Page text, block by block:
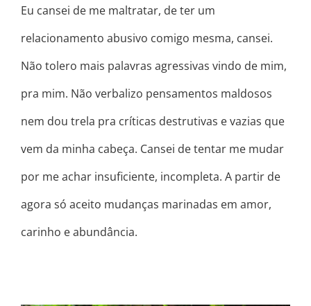
Eu cansei de me maltratar, de ter um
relacionamento abusivo comigo mesma, cansei.
Não tolero mais palavras agressivas vindo de mim,
pra mim. Não verbalizo pensamentos maldosos
nem dou trela pra críticas destrutivas e vazias que
vem da minha cabeça. Cansei de tentar me mudar
por me achar insuficiente, incompleta. A partir de
agora só aceito mudanças marinadas em amor,
carinho e abundância.